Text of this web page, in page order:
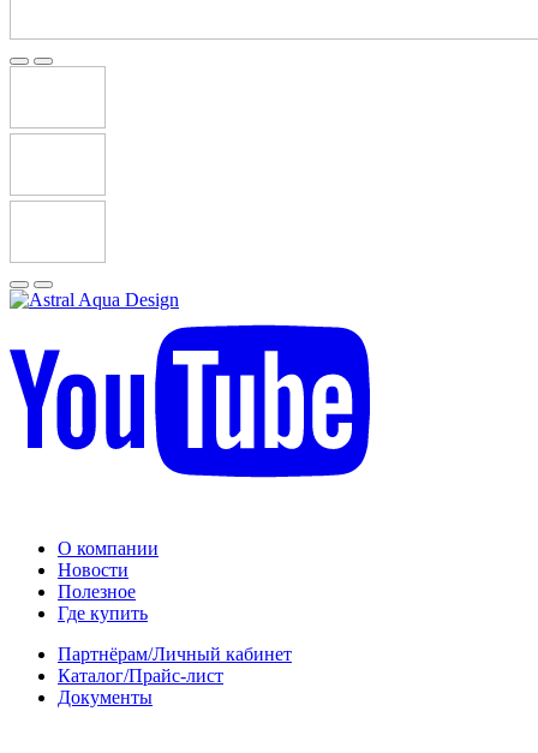
О компании
Новости
Полезное
Где купить
Партнёрам/Личный кабинет
Каталог/Прайс-лист
Документы